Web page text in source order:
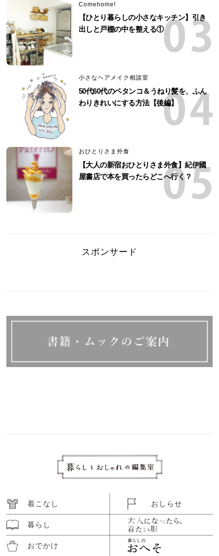
Comehome!
【ひとり暮らしの小さなキッチン】引き
出しと戸棚の中を整える①
小さなヘアメイク相談室
50代60代のペタンコ＆うねり髪を、ふん
わりきれいにする方法【後編】
おひとりさま外食
【大人の新宿おひとりさま外食】紀伊國
屋書店で本を買ったらどこへ行く？
スポンサード
着こなし
暮らし
おでかけ
おしらせ